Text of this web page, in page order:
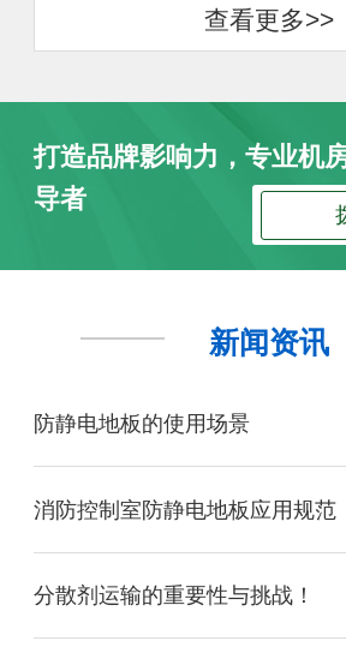
查看更多>>
打造品牌影响力，专业机
导者
新闻资讯
防静电地板的使用场景
消防控制室防静电地板应用规范
分散剂运输的重要性与挑战！